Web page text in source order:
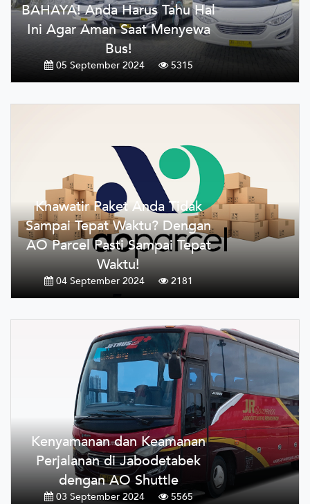
BAHAYA! Anda Harus Tahu Hal
Ini Agar Aman Saat Menyewa
Bus!
05 September 2024 5315
Khawatir Paket Anda Tidak
Sampai Tepat Waktu? Dengan
AO Parcel Pasti Sampai Tepat
Waktu!
04 September 2024 2181
Kenyamanan dan Keamanan
Perjalanan di Jabodetabek
dengan AO Shuttle
03 September 2024 5565